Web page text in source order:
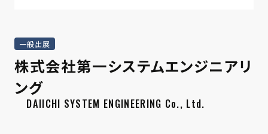
一般出展
株式会社第一システムエンジニアリ
ング
DAIICHI SYSTEM ENGINEERING Co., Ltd.